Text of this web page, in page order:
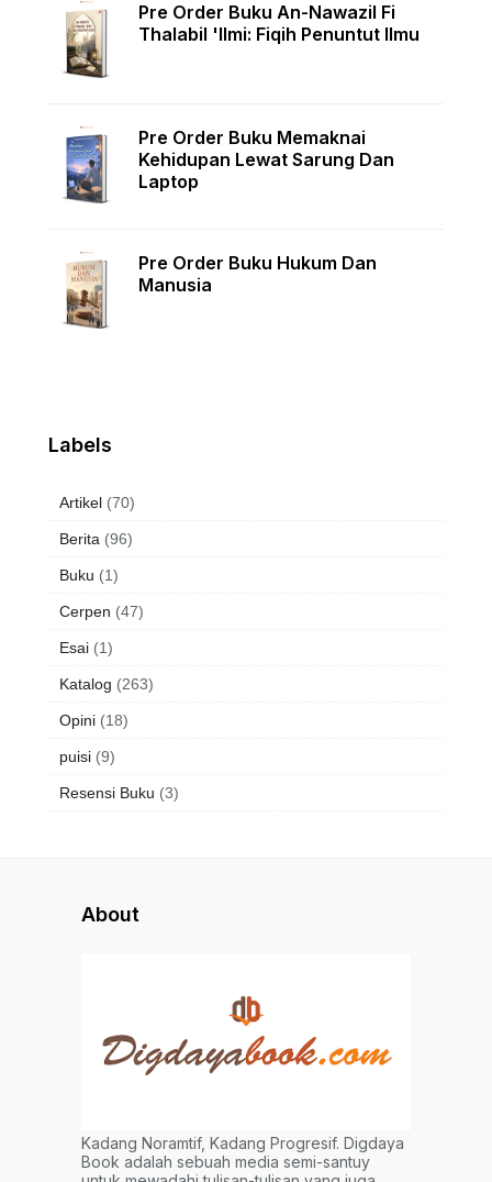
Pre Order Buku An-Nawazil Fi
Thalabil 'Ilmi: Fiqih Penuntut Ilmu
Pre Order Buku Memaknai
Kehidupan Lewat Sarung Dan
Laptop
Pre Order Buku Hukum Dan
Manusia
Labels
Artikel (70)
Berita (96)
Buku (1)
Cerpen (47)
Esai (1)
Katalog (263)
Opini (18)
puisi (9)
Resensi Buku (3)
About
Kadang Noramtif, Kadang Progresif. Digdaya
Book adalah sebuah media semi-santuy